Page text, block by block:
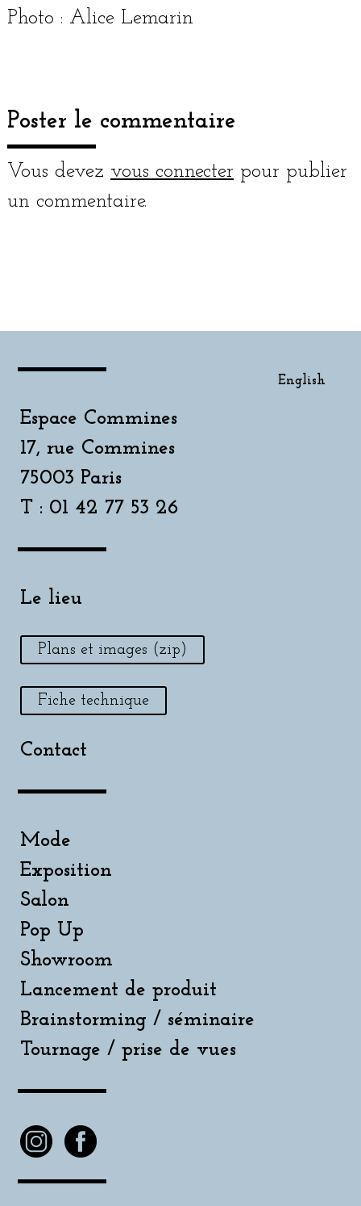
Photo : Alice Lemarin
Poster le commentaire
Vous devez vous connecter pour publier
un commentaire.
Espace Commines
17, rue Commines
75003 Paris
T : 01 42 77 53 26
Le lieu
Plans et images (zip)
Fiche technique
Contact
Mode
Exposition
Salon
Pop Up
Showroom
Lancement de produit
Brainstorming / séminaire
Tournage / prise de vues
English